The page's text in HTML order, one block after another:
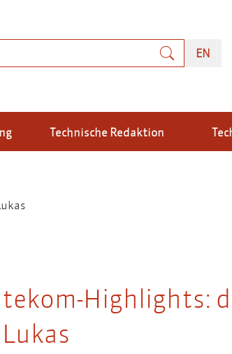
EN
Technische Redaktion
tekom-Highlights:
Lukas